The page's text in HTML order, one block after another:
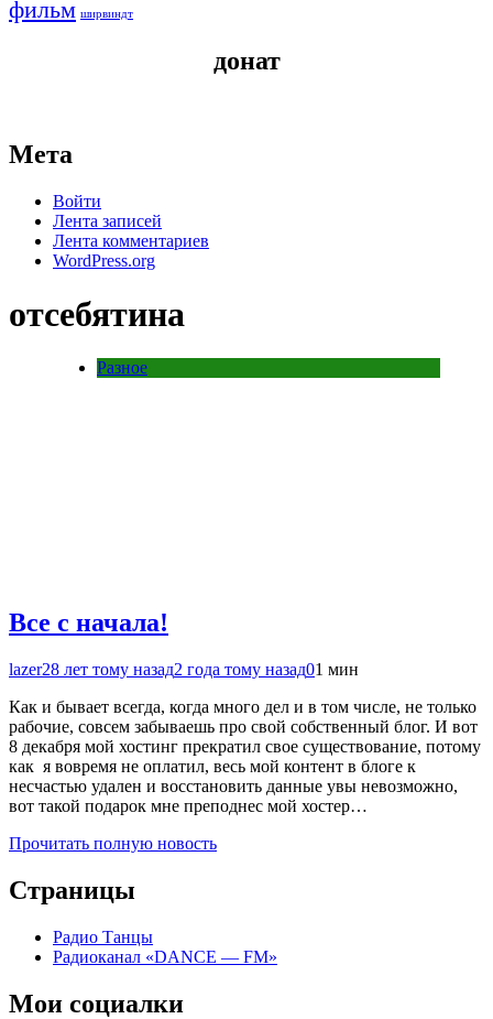
фильм ширвиндт
донат
Мета
Войти
Лента записей
Лента комментариев
WordPress.org
отсебятина
Разное
Все с начала!
lazer28 лет тому назад2 года тому назад01 мин
Как и бывает всегда, когда много дел и в том числе, не только
рабочие, совсем забываешь про свой собственный блог. И вот
8 декабря мой хостинг прекратил свое существование, потому
как я вовремя не оплатил, весь мой контент в блоге к
несчастью удален и восстановить данные увы невозможно,
вот такой подарок мне преподнес мой хостер…
Прочитать полную новость
Страницы
Радио Танцы
Радиоканал «DANCE — FM»
Мои социалки